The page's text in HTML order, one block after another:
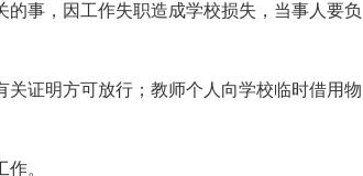
事，因工作失职造成学校损失，当事人要负
证明方可放行；教师个人向学校临时借用物
。